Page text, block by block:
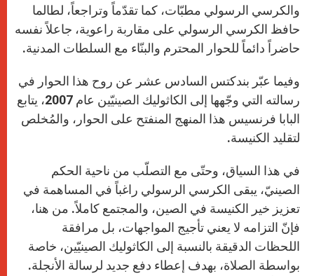
والكرسي الرسولي مطبّات، كما تقدّماً وتراجعاً، لطالما
حافظ الكرسي الرسولي على مقاربة راعوية، جاعلاً نفسه
حاضراً دائماً للحوار المحترم والبنّاء مع السلطات المدنية.
وفيما عبّر بندكتس السادس عشر عن روح هذا الحوار في
رسالته التي وجّهها إلى الكاثوليك الصينيّين عام 2007، يتابع
البابا فرنسيس هذا المنهج المنفتح على الحوار، والمُخلص
لتقليد الكنيسة.
في هذا السياق، وحتّى مع التصلّب من ناحية الحكم
الصينيّ، يبقى الكرسي الرسولي راغباً في المساهمة في
تعزيز خير الكنيسة في الصين، والمجتمع كاملاً. من هنا،
فإنّ التزامه لا يعني تأجيج المواجهات، بل مرافقة
اللحظات الدقيقة بالنسبة إلى الكاثوليك الصينيّين، خاصة
بواسطة الصلاة، بهدف إعطاء دفع جديد لرسالة الأنجلة.